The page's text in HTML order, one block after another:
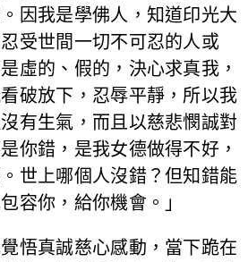
因我是學佛人，知道印光大
受世間一切不可忍的人或
虛的、假的，決心求真我，
破放下，忍辱平靜，所以我
有生氣，而且以慈悲憫誠對
你錯，是我女德做得不好，
世上哪個人沒錯？但知錯能
容你，給你機會。」
悟真誠慈心感動，當下跪在